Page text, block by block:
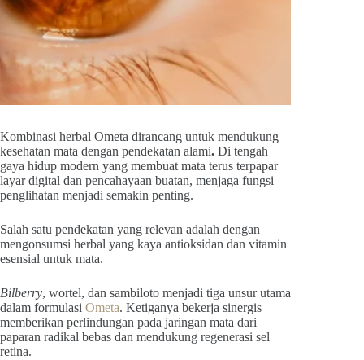
Kombinasi herbal Ometa dirancang untuk mendukung
kesehatan mata dengan pendekatan alami. Di tengah
gaya hidup modern yang membuat mata terus terpapar
layar digital dan pencahayaan buatan, menjaga fungsi
penglihatan menjadi semakin penting.
Salah satu pendekatan yang relevan adalah dengan
mengonsumsi herbal yang kaya antioksidan dan vitamin
esensial untuk mata.
Bilberry, wortel, dan sambiloto menjadi tiga unsur utama
dalam formulasi Ometa. Ketiganya bekerja sinergis
memberikan perlindungan pada jaringan mata dari
paparan radikal bebas dan mendukung regenerasi sel
retina.